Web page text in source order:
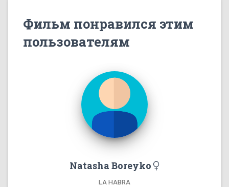
Фильм понравился этим
пользователям
Natasha Boreyko
LA HABRA